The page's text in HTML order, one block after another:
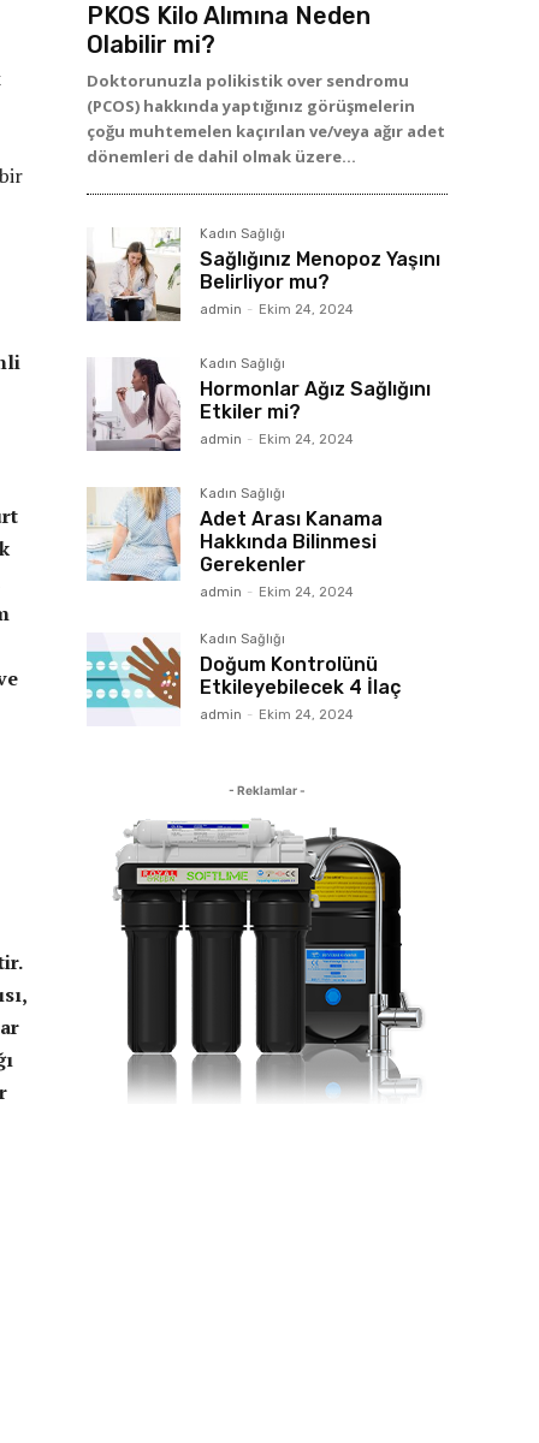
PKOS Kilo Alımına Neden
Olabilir mi?
Doktorunuzla polikistik over sendromu
(PCOS) hakkında yaptığınız görüşmelerin
çoğu muhtemelen kaçırılan ve/veya ağır adet
dönemleri de dahil olmak üzere...
Kadın Sağlığı
Sağlığınız Menopoz Yaşını
Belirliyor mu?
admin - Ekim 24, 2024
Kadın Sağlığı
Hormonlar Ağız Sağlığını
Etkiler mi?
admin - Ekim 24, 2024
Kadın Sağlığı
Adet Arası Kanama
Hakkında Bilinmesi
Gerekenler
admin - Ekim 24, 2024
Kadın Sağlığı
Doğum Kontrolünü
Etkileyebilecek 4 İlaç
admin - Ekim 24, 2024
- Reklamlar -